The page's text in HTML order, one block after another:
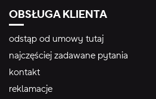
OBSŁUGA KLIENTA
odstąp od umowy tutaj
najczęściej zadawane pytania
kontakt
reklamacje